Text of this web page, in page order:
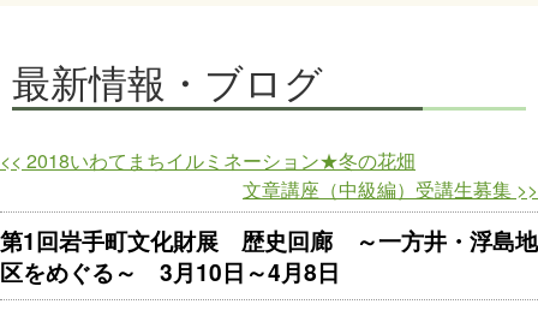
最新情報・ブログ
<< 2018いわてまちイルミネーション★冬の花畑
文章講座（中級編）受講生募集 >>
第1回岩手町文化財展 歴史回廊 ～一方井・浮島地
区をめぐる～ 3月10日～4月8日